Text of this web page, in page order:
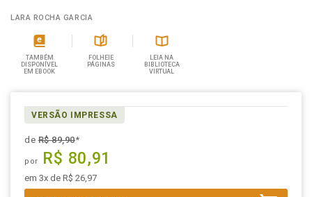
LARA ROCHA GARCIA
TAMBÉM
DISPONÍVEL
EM EBOOK
FOLHEIE
PÁGINAS
LEIA NA
BIBLIOTECA
VIRTUAL
VERSÃO IMPRESSA
deR$ 89,90*
por R$ 80,91
em 3x de R$ 26,97